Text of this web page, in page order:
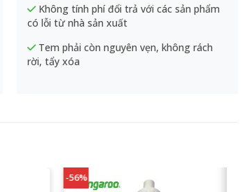
Không tính phí đổi trả với các sản phẩm
có lỗi từ nhà sản xuất
Tem phải còn nguyên vẹn, không rách
rời, tẩy xóa
-56%